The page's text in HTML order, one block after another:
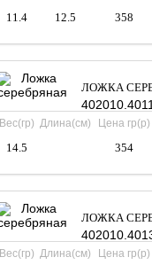
11.4 12.5 358
ЛОЖКА
Вес(гр) Длина(см) Цена гр(р)
14.5 354
ЛОЖКА
Вес(гр) Длина(см) Цена гр(р)